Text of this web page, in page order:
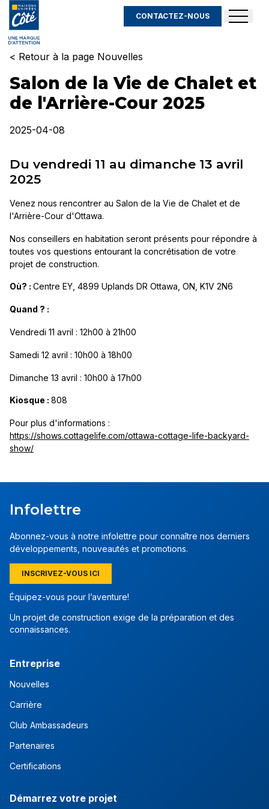
CONTACTEZ-NOUS
< Retour à la page Nouvelles
Salon de la Vie de Chalet et
de l'Arrière-Cour 2025
2025-04-08
Du vendredi 11 au dimanche 13 avril
2025
Venez nous rencontrer au Salon de la Vie de Chalet et de
l'Arrière-Cour d'Ottawa.
Nos conseillers en habitation seront présents pour répondre à
toutes vos questions entourant la concrétisation de votre
projet de construction.
Où? : Centre EY, 4899 Uplands DR Ottawa, ON, K1V 2N6
Quand ? :
Vendredi 11 avril : 12h00 à 21h00
Samedi 12 avril : 10h00 à 18h00
Dimanche 13 avril : 10h00 à 17h00
Kiosque : 808
Pour plus d'informations :
https://shows.cottagelife.com/ottawa-cottage-life-backyard-
show/
Infolettre
Abonnez-vous à notre infolettre pour connaître nos derniers
développements, nouveautés et promotions.
INSCRIVEZ-VOUS ICI
Équipez-vous pour l’aventure!
Un projet de construction exige de la préparation et des
connaissances.
Entreprise
Nouvelles
Carrière
Club Ambassadeurs
Partenaires
Certifications
Démarrez votre projet